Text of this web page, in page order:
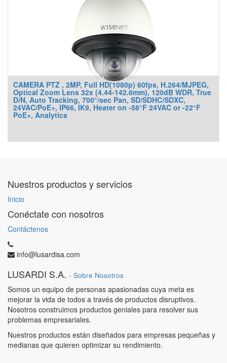
CAMERA PTZ , 2MP, Full HD(1080p) 60fps, H.264/MJPEG,
Optical Zoom Lens 32x (4.44-142.6mm), 120dB WDR, True
D/N, Auto Tracking, 700°/sec Pan, SD/SDHC/SDXC,
24VAC/PoE+, IP66, IK9, Heater on -58°F 24VAC or -22°F
PoE+, Analytics
Nuestros productos y servicios
Inicio
Conéctate con nosotros
Contáctenos
info@lusardisa.com
LUSARDI S.A. - Sobre Nosotros
Somos un equipo de personas apasionadas cuya meta es
mejorar la vida de todos a través de productos disruptivos.
Nosotros construimos productos geniales para resolver sus
problemas empresariales.
Nuestros productos están diseñados para empresas pequeñas y
medianas que quieren optimizar su rendimiento.